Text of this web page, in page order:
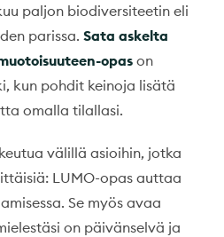
paljon biodiversiteetin eli
parissa. Sata askelta
opas on
kun pohdit keinoja lisätä
omalla tilallasi.
välillä asioihin, jotka
LUMO-opas auttaa
Se myös avaa
on päivänselvä ja